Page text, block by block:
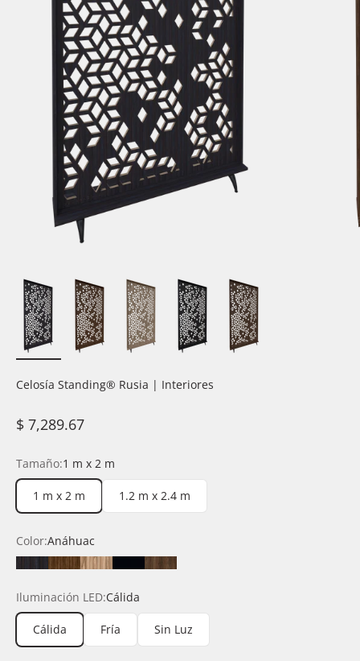
Celosía Standing®️ Rusia | Interiores
Precio de oferta
$ 7,289.67
Tamaño:1 m x 2 m
1 m x 2 m 1.2 m x 2.4 m
Color:Anáhuac
AnáhuacDurangoLatte NegroRioja
Iluminación LED:Cálida
Cálida Fría Sin Luz